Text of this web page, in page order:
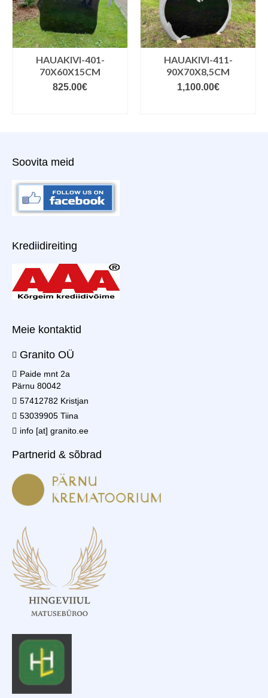
HAUAKIVI-401-
70X60X15CM
825.00€
HAUAKIVI-411-
90X70X8,5CM
1,100.00€
Soovita meid
Krediidireiting
Meie kontaktid
Granito OÜ
Paide mnt 2a
Pärnu 80042
57412782 Kristjan
53039905 Tiina
info [at] granito.ee
Partnerid & sõbrad